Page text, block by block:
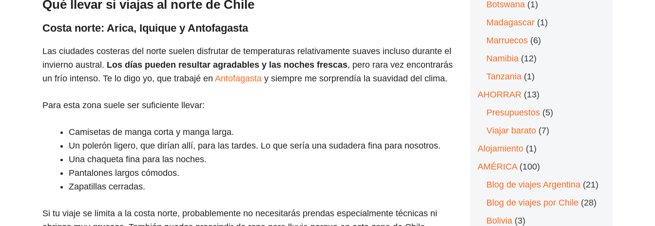
Qué llevar si viajas al norte de Chile
Costa norte: Arica, Iquique y Antofagasta
Las ciudades costeras del norte suelen disfrutar de temperaturas relativamente suaves incluso durante el
invierno austral. Los días pueden resultar agradables y las noches frescas, pero rara vez encontrarás
un frío intenso. Te lo digo yo, que trabajé en Antofagasta y siempre me sorprendía la suavidad del clima.
Para esta zona suele ser suficiente llevar:
Camisetas de manga corta y manga larga.
Un polerón ligero, que dirían allí, para las tardes. Lo que sería una sudadera fina para nosotros.
Una chaqueta fina para las noches.
Pantalones largos cómodos.
Zapatillas cerradas.
Si tu viaje se limita a la costa norte, probablemente no necesitarás prendas especialmente técnicas ni
Botswana(1)
Madagascar(1)
Marruecos(6)
Namibia(12)
Tanzania(1)
AHORRAR (13)
Presupuestos(5)
Viajar barato(7)
Alojamiento(1)
AMÉRICA(100)
Blog de viajes Argentina(21)
Blog de viajes por Chile(28)
Bolivia(3)